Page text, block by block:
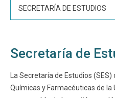
EXTENSIÓNY
SECRETARÍA DE ESTUDIOS
Secretaría de
La Secretaría de Estudios
Químicas y Farmacéuticas de la